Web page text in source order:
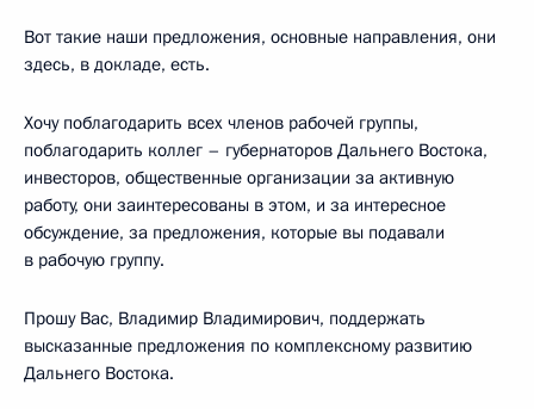
Вот такие наши предложения, основные направления, они
здесь, в докладе, есть.
Хочу поблагодарить всех членов рабочей группы,
поблагодарить коллег – губернаторов Дальнего Востока,
инвесторов, общественные организации за активную
работу, они заинтересованы в этом, и за интересное
обсуждение, за предложения, которые вы подавали
в рабочую группу.
Прошу Вас, Владимир Владимирович, поддержать
высказанные предложения по комплексному развитию
Дальнего Востока.